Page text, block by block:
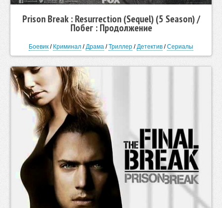
Prison Break : Resurrection (Sequel) (5 Season) /
Побег : Продолжение
Боевик / Криминал /Драма /Триллер /Детектив /Сериалы